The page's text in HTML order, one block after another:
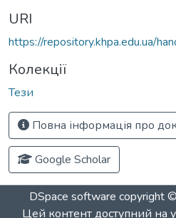
URI
https://repository.khpa.edu.ua/
Колекції
Тези
Повна інформація про
Google Scholar
DSpace software copyright
Цей контент доступний на